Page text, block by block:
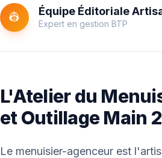
👷 Équipe Éditoriale
Expert en gestion BTP
L'Atelier du
et Outillage Main
Le menuisier-agenceur est